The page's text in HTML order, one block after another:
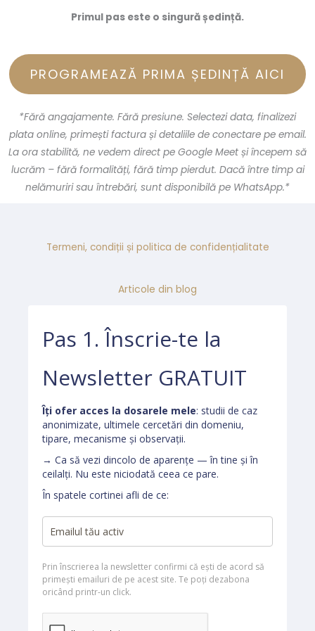
Primul pas este o singură ședință.
PROGRAMEAZĂ PRIMA ȘEDINȚĂ AICI
*Fără angajamente. Fără presiune. Selectezi data, finalizezi
plata online, primești factura și detaliile de conectare pe email.
La ora stabilită, ne vedem direct pe Google Meet și începem să
lucrăm – fără formalități, fără timp pierdut. Dacă între timp ai
nelămuriri sau întrebări, sunt disponibilă pe WhatsApp.*
Termeni, condiții și politica de confidențialitate
Articole din blog
Pas 1. Înscrie-te la
Newsletter GRATUIT
Îți ofer acces la dosarele mele: studii de caz
anonimizate, ultimele cercetări din domeniu,
tipare, mecanisme și observații.
→ Ca să vezi dincolo de aparențe — în tine și în
ceilalți. Nu este niciodată ceea ce pare.
În spatele cortinei afli de ce:
Prin înscrierea la newsletter confirmi că ești de acord să
primești emailuri de pe acest site. Te poți dezabona
oricând printr-un click.